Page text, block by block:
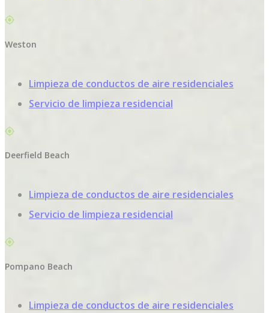
Weston
Limpieza de conductos de aire residenciales
Servicio de limpieza residencial
Deerfield Beach
Limpieza de conductos de aire residenciales
Servicio de limpieza residencial
Pompano Beach
Limpieza de conductos de aire residenciales